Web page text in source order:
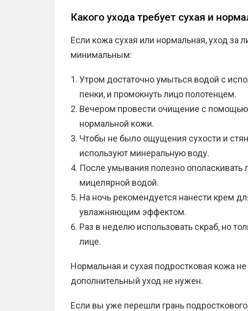
Какого ухода требует сухая и
Если кожа сухая или нормальная, уход
минимальным:
Утром достаточно умыться водой с
пенки, и промокнуть лицо полотенцем.
Вечером провести очищение с
нормальной кожи.
Чтобы не было ощущения сухости и
используют минеральную воду.
После умывания полезно ополаскивать
мицелярной водой.
На ночь рекомендуется нанести крем
увлажняющим эффектом.
Раз в неделю использовать скраб, но
лице.
Нормальная и сухая подростковая кожа
дополнительный уход не нужен.
Если вы уже перешли грань